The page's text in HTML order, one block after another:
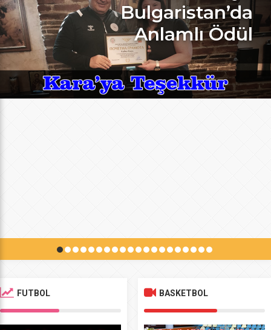
bu yıl 8 grupta toplam […]
Bulgaristan’da
Anlamlı Ödül
FUTBOL BASKETBOL